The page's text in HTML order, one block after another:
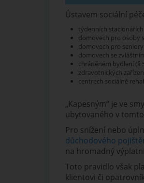
Ústavem sociální
týdenních stacionářích
domovech pro osoby
domovech pro seniory
domovech se
chráněném bydlení (§
zdravotnických
centrech sociálně
„Kapesným“ je ve
ubytovaného v
Pro snížení nebo
důchodového
na hromadný
Toto pravidlo však
klientovi či